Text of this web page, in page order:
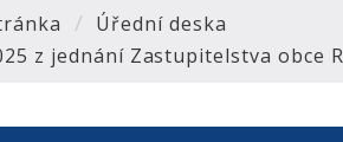
Úřední deska
z jednání Zastupitelstva obce